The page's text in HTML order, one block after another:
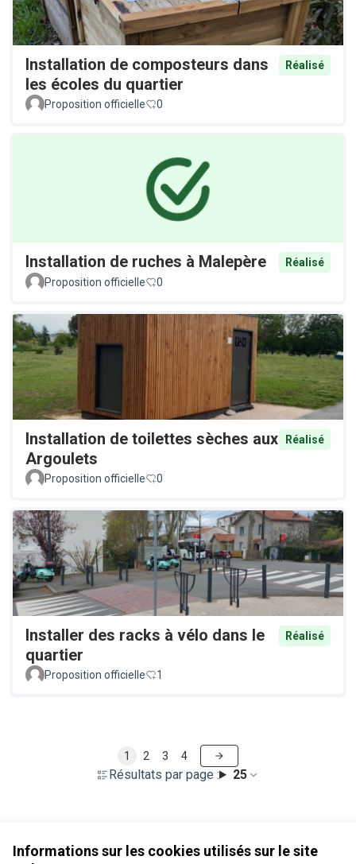
Informations sur les cookies utilisés sur le site
Installation de composteurs dans
les écoles du quartier
Réalisé
Proposition officielle 0
Installation de ruches à Malepère
Réalisé
Proposition officielle
0
Installation de toilettes sèches aux
Argoulets
Réalisé
Proposition officielle 0
Installer des racks à vélo dans le
quartier
Réalisé
Proposition officielle 1
Résultats par page : 25
1 2 3 4